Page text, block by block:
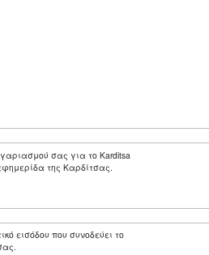
σας για το Karditsa
της Καρδίτσας.
εισόδου που συνοδεύει το